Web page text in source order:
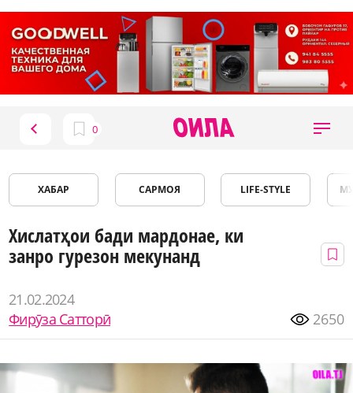
ХАБАР САРМОЯ LIFE-STYLE
Хислатҳои бади мардонае, ки
занро гурезон мекунанд
21.02.2024
Фирӯза Сатторӣ
2650